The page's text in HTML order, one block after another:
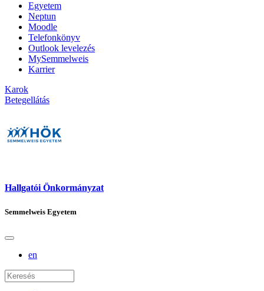
Egyetem
Neptun
Moodle
Telefonkönyv
Outlook levelezés
MySemmelweis
Karrier
Karok
Betegellátás
Hallgatói Önkormányzat
Semmelweis Egyetem
en